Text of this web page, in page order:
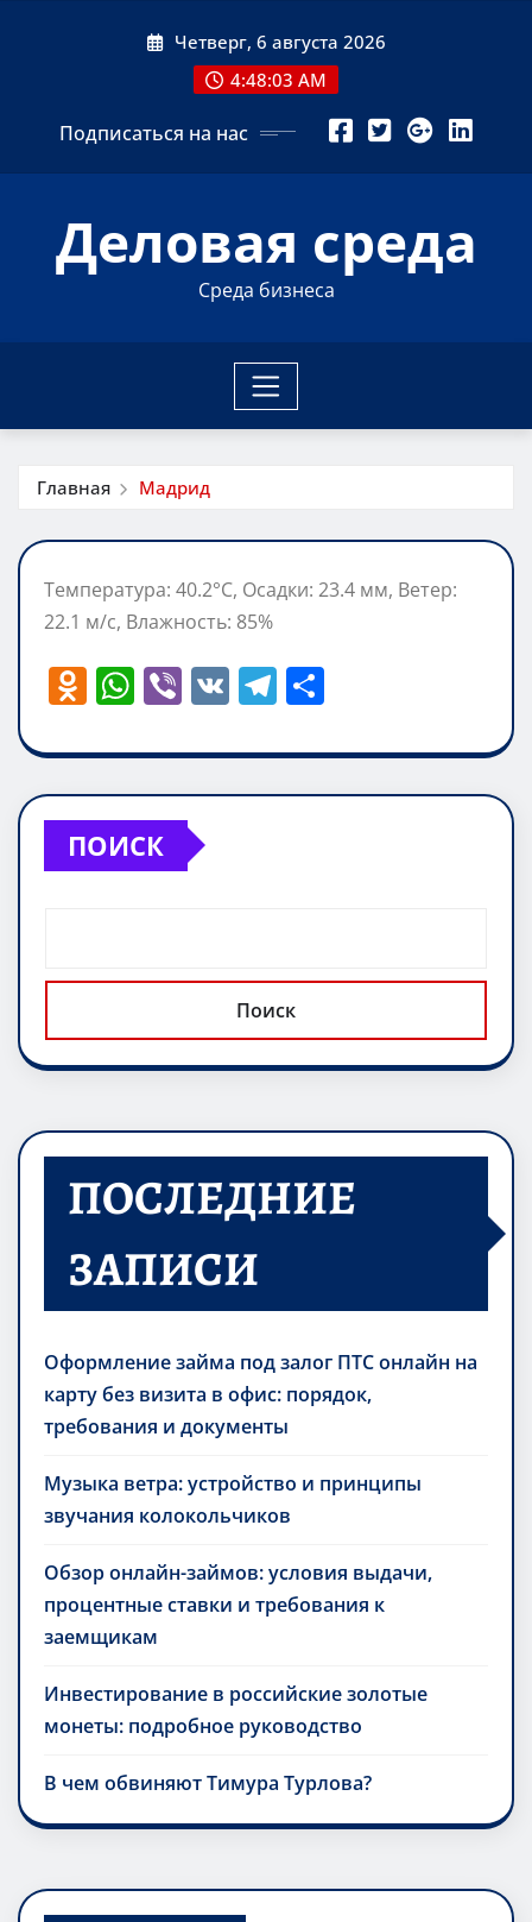
Четверг, 6 августа 2026
4:48:03 AM
Подписаться на нас
Деловая среда
Среда бизнеса
Главная Мадрид
Температура: 40.2°C, Осадки: 23.4 мм, Ветер:
22.1 м/с, Влажность: 85%
O
n
o
kl
a
ki
W
at
s
A
p
Vi
er
V T
e
gr
п
р
ь
ПОИСК
Поиск
ПОСЛЕДНИЕ
ЗАПИСИ
Оформление займа под залог ПТС онлайн на
карту без визита в офис: порядок,
требования и документы
Музыка ветра: устройство и принципы
звучания колокольчиков
Обзор онлайн-займов: условия выдачи,
процентные ставки и требования к
заемщикам
Инвестирование в российские золотые
монеты: подробное руководство
В чем обвиняют Тимура Турлова?